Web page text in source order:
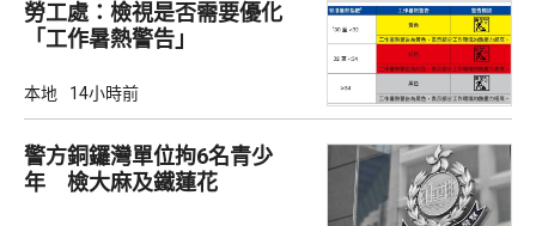
勞工處：檢視是否需要優化
「工作暑熱警告」
本地 14小時前
警方銅鑼灣單位拘6名青少
年 檢大麻及鐵蓮花